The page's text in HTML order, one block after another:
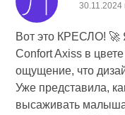
30.11.2024
Вот это КРЕСЛО! 🚀
Confort Axiss в
ощущение, что
Уже представила,
высаживать